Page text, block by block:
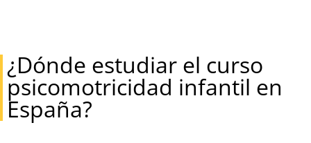
¿Dónde estudiar el curso
psicomotricidad infantil en
España?